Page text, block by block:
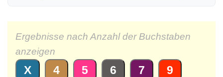
Ergebnisse nach Anzahl der Buchstaben
anzeigen
X 4 5 6 7
9